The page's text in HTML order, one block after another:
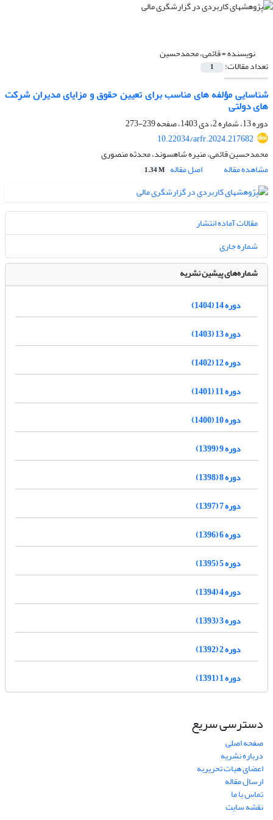
نویسنده =قائمی، محمدحسین
تعداد مقالات: 1
شناسایی مؤلفه های مناسب برای تعیین حقوق و مزایای مدیران شرکت
های دولتی
دوره 13، شماره 2، دی 1403، صفحه
239-273
10.22034/arfr.2024.217682
محمدحسین قائمی، منیره شاهسوند، محدثه منصوری
مشاهده مقاله
اصل مقاله 1.34 M
مقالات آماده انتشار
شماره جاری
شماره‌های پیشین نشریه
دوره 14 (1404)
دوره 13 (1403)
دوره 12 (1402)
دوره 11 (1401)
دوره 10 (1400)
دوره 9 (1399)
دوره 8 (1398)
دوره 7 (1397)
دوره 6 (1396)
دوره 5 (1395)
دوره 4 (1394)
دوره 3 (1393)
دوره 2 (1392)
دوره 1 (1391)
دسترسی سریع
صفحه اصلی
درباره نشریه
اعضای هیات تحریریه
ارسال مقاله
تماس با ما
نقشه سایت